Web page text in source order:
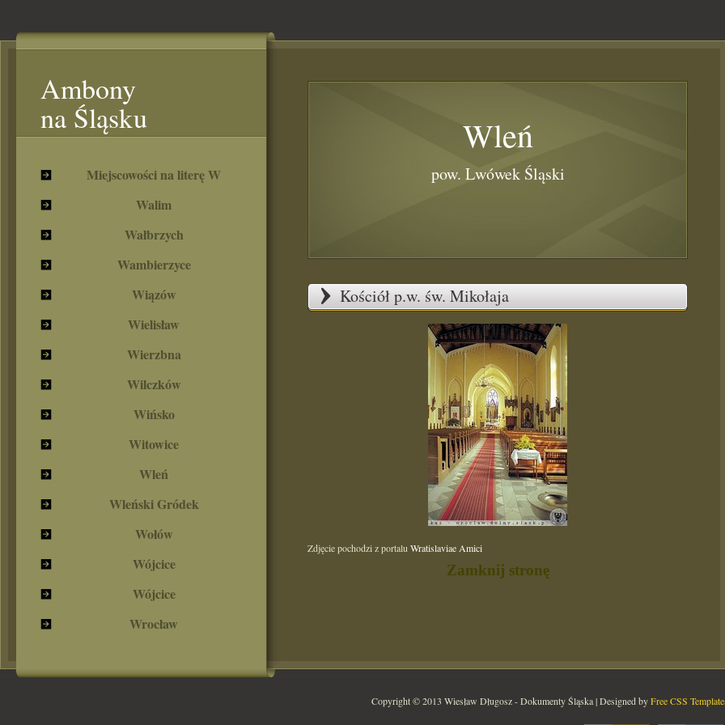
Ambony
na Śląsku
Miejscowości na literę W
Walim
Wałbrzych
Wambierzyce
Wiązów
Wielisław
Wierzbna
Wilczków
Wińsko
Witowice
Wleń
Wleński Gródek
Wołów
Wójcice
Wójcice
Wrocław
Wleń
pow. Lwówek Śląski
Kościół p.w. św. Mikołaja
Zdjęcie pochodzi z portalu Wratislaviae Amici
Zamknij stronę
Copyright © 2013 Wiesław Długosz - Dokumenty Śląska | Designed byFree CSS